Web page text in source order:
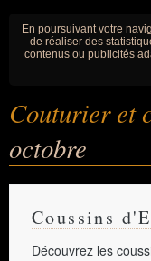
En poursuivant votre
de réaliser des
contenus ou publicités
Couturier et
octobre
Coussins
Découvrez les